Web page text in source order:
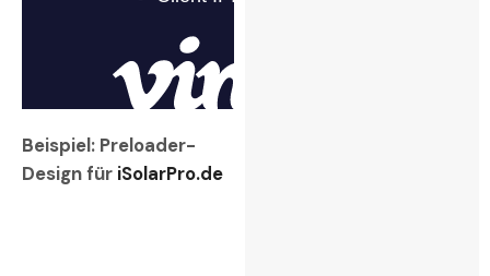
Beispiel: Preloader-
Design für iSolarPro.de